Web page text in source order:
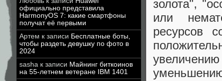
официально представила
HarmonyOS 7: какие смартфоны
получат её первыми
Артем к записи Бесплатные боты,
чтобы раздеть девушку по фото в
2024
sasha к записи Майнинг биткоинов
на 55-летнем ветеране IBM 1401
золота",
или
ресурсов